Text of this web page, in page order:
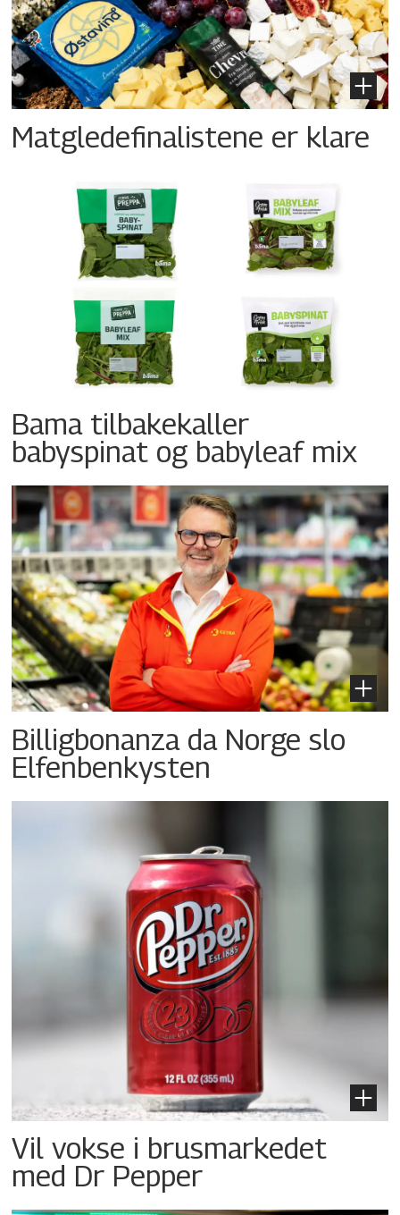
Matgledefinalistene er klare
Bama tilbakekaller
babyspinat og babyleaf mix
Billigbonanza da Norge slo
Elfenbenkysten
Vil vokse i brusmarkedet
med Dr Pepper